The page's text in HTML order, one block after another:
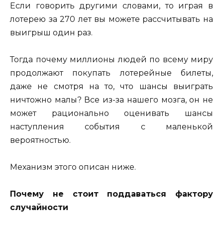
Если говорить другими словами, то играя в
лотерею за 270 лет вы можете рассчитывать на
выигрыш один раз.
Тогда почему миллионы людей по всему миру
продолжают покупать лотерейные билеты,
даже не смотря на то, что шансы выиграть
ничтожно малы? Все из-за нашего мозга, он не
может рационально оценивать шансы
наступления события с маленькой
вероятностью.
Механизм этого описан ниже.
Почему не стоит поддаваться фактору
случайности